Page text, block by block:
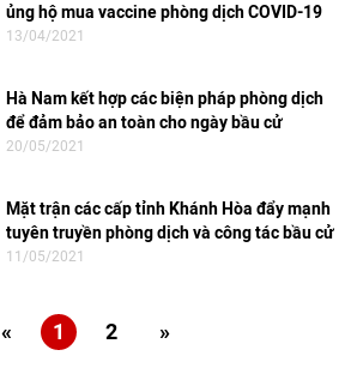
ủng hộ mua vaccine phòng dịch COVID-19
13/04/2021
Hà Nam kết hợp các biện pháp phòng dịch
để đảm bảo an toàn cho ngày bầu cử
20/05/2021
Mặt trận các cấp tỉnh Khánh Hòa đẩy mạnh
tuyên truyền phòng dịch và công tác bầu cử
11/05/2021
« 1 2 »